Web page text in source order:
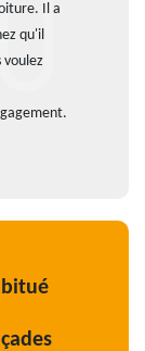
Il a
qu'il
voulez